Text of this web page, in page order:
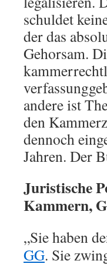
schuldet
der das
Gehorsam.
andere ist
den
dennoch
Jahren. Der
Juristische
Kammern,
„Sie haben
GG. Sie